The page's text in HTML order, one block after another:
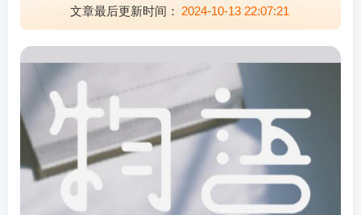
文章最后更新时间： 2024-10-13 22:07:21